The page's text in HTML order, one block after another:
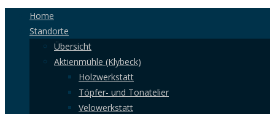
Home
Standorte
Übersicht
Aktienmühle (Klybeck)
Holzwerkstatt
Töpfer- und Tonatelier
Velowerkstatt